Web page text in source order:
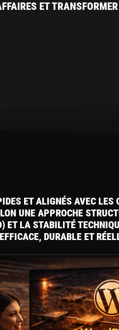
ET
ET ALIGNÉS AVEC LES
UNE APPROCHE
ET LA STABILITÉ
DURABLE ET